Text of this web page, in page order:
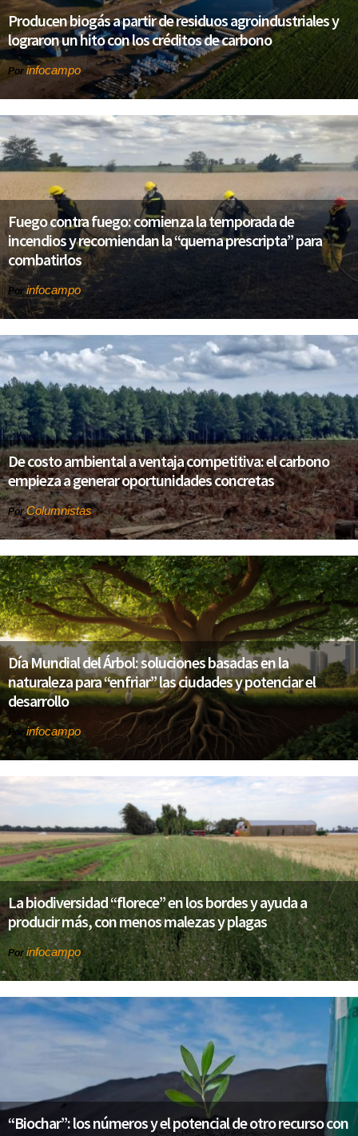
Producen biogás a partir de residuos agroindustriales y
lograron un hito con los créditos de carbono
Por infocampo
Fuego contra fuego: comienza la temporada de
incendios y recomiendan la “quema prescripta” para
combatirlos
Porinfocampo
De costo ambiental a ventaja competitiva: el carbono
empieza a generar oportunidades concretas
PorColumnistas
Día Mundial del Árbol: soluciones basadas en la
naturaleza para “enfriar” las ciudades y potenciar el
desarrollo
Por infocampo
La biodiversidad “florece” en los bordes y ayuda a
producir más, con menos malezas y plagas
Porinfocampo
“Biochar”: los números y el potencial de otro recurso con